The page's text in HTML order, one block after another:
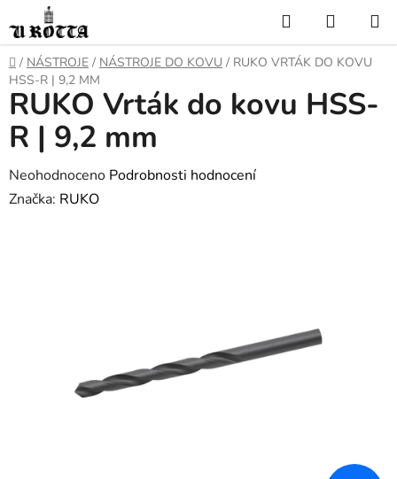
na
obsah
Hledat
KOŠÍK
DOMŮ
/ NÁSTROJE / NÁSTROJE DO KOVU / RUKO VRTÁK DO KOVU
HSS-R | 9,2 MM
RUKO Vrták do kovu HSS-
R | 9,2 mm
Průměrné
hodnocení
Neohodnoceno Podrobnosti hodnocení
Značka: RUKO